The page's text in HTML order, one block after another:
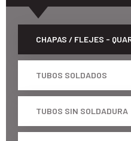
CHAPAS / FLEJES -
TUBOS SOLDADOS
TUBOS SIN SOLDADURA